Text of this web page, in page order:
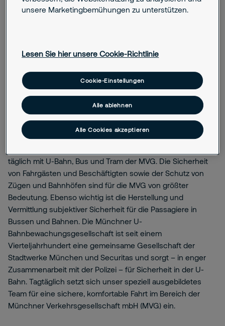
Herausforderung für den Kunden
Aufgaben der U-Bahnwache
Das Tochterunternehmen der Stadtwerke München GmbH,
ist eines der größten kommunalen Verkehrsunternehmen in
täglich mit U-Bahn, Bus und Tram der MVG. Die Sicherheit
von Fahrgästen und Beschäftigten sowie der Schutz von
Zügen und Bahnhöfen sind für die MVG von größter
Bedeutung. Ebenso wichtig ist die Herstellung und
Vermittlung subjektiver Sicherheit für die Passagiere in
Bussen und Bahnen. Die Münchner U-
Bahnbewachungsgesellschaft ist seit einem
Vierteljahrhundert eine gemeinsame Gesellschaft der
Stadtwerke München und Securitas und sorgt – in enger
Zusammenarbeit mit der Polizei – für Sicherheit in der U-
Bahn. Tagtäglich setzt sich unser speziell ausgebildetes
Team für eine sichere, komfortable Fahrt im Bereich der
Münchner Verkehrsgesellschaft mbH (MVG) ein.
Ihr Umfeld schützt.
unsere Marketingbemühungen zu unterstützen.
Lesen Sie hier unsere Cookie-Richtlinie
Cookie-Einstellungen
Alle ablehnen
Alle Cookies akzeptieren